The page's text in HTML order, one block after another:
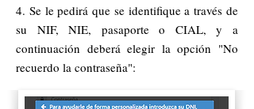
4. Se le pedirá que se identifique a través de
su NIF, NIE, pasaporte o CIAL, y a
continuación deberá elegir la opción "No
recuerdo la contraseña":